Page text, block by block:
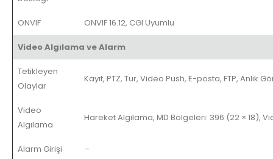
ONVIF ONVIF 16.12, CGI Uyumlu
Video Algılama ve Alarm
Tetikleyen
Olaylar
Kayıt, PTZ, Tur, Video Push, E-posta, FTP, Anlık
Video
Algılama
Hareket Algılama, MD Bölgeleri: 396 (22 × 18),
Alarm Girişi –